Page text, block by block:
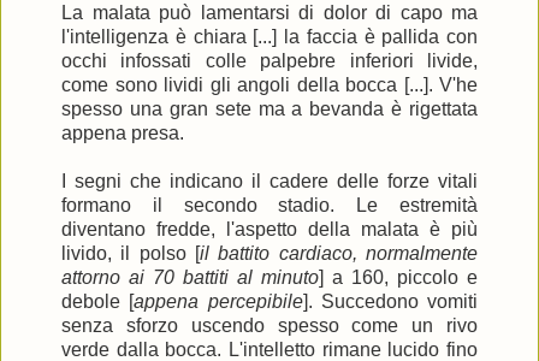
La malata può lamentarsi di dolor di capo ma
l'intelligenza è chiara [...] la faccia è pallida con
occhi infossati colle palpebre inferiori livide,
come sono lividi gli angoli della bocca [...]. V'he
spesso una gran sete ma a bevanda è rigettata
appena presa.
I segni che indicano il cadere delle forze vitali
formano il secondo stadio. Le estremità
diventano fredde, l'aspetto della malata è più
livido, il polso [il battito cardiaco, normalmente
attorno ai 70 battiti al minuto] a 160, piccolo e
debole [appena percepibile]. Succedono vomiti
senza sforzo uscendo spesso come un rivo
verde dalla bocca. L'intelletto rimane lucido fino